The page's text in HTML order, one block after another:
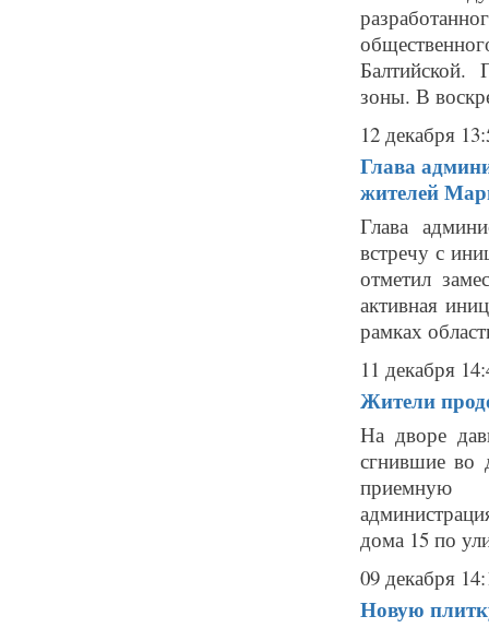
Балтийской.
зоны. В
12 декабря
Глава
жителей
Глава
встречу с
отметил
активная
рамках
11 декабря
Жители
На дворе
сгнившие во
приемную
дома 15 по
09 декабря
Новую